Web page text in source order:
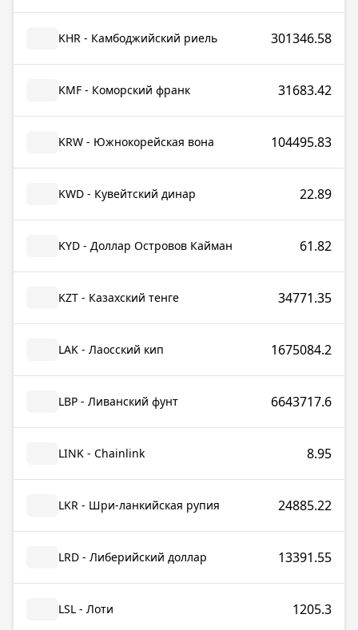
KHR - Камбоджийский риель 301346.58
KMF - Коморский франк 31683.42
KRW - Южнокорейская вона 104495.83
KWD - Кувейтский динар 22.89
KYD - Доллар Островов Кайман 61.82
KZT - Казахский тенге 34771.35
LAK - Лаосский кип 1675084.2
LBP - Ливанский фунт 6643717.6
LINK - Chainlink 8.95
LKR - Шри-ланкийская рупия 24885.22
LRD - Либерийский доллар 13391.55
LSL - Лоти 1205.3